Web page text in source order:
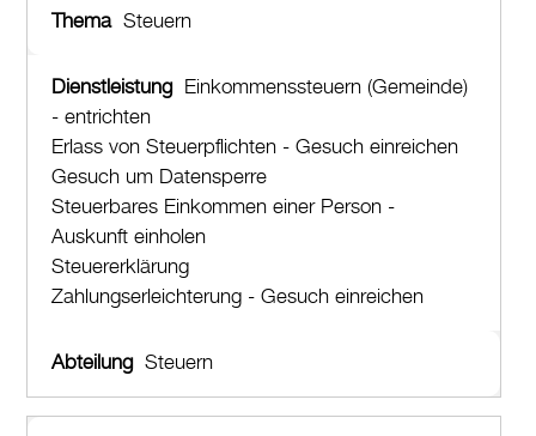
Steuern
Einkommenssteuern (Gemeinde)
- entrichten
Erlass von Steuerpflichten - Gesuch einreichen
Gesuch um Datensperre
Steuerbares Einkommen einer Person -
Auskunft einholen
Steuererklärung
Zahlungserleichterung - Gesuch einreichen
Steuern